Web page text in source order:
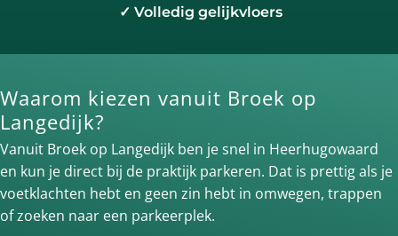
✓ Volledig gelijkvloers
Waarom kiezen vanuit Broek op
Langedijk?
Vanuit Broek op Langedijk ben je snel in Heerhugowaard
en kun je direct bij de praktijk parkeren. Dat is prettig als je
voetklachten hebt en geen zin hebt in omwegen, trappen
of zoeken naar een parkeerplek.